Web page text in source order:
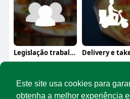
Este site usa cookies para
obtenha a melhor experiência
Legislação trabalhista